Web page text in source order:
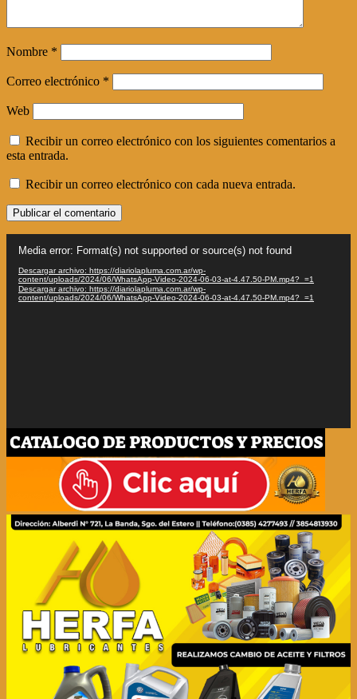
Nombre *
Correo electrónico *
Web
Recibir un correo electrónico con los siguientes comentarios a
esta entrada.
Recibir un correo electrónico con cada nueva entrada.
vídeo
Media error: Format(s) not supported or source(s) not found
Descargar archivo: https://diariolapluma.com.ar/wp-
content/uploads/2024/06/WhatsApp-Video-2024-06-03-at-4.47.50-PM.mp4?_=1
Descargar archivo: https://diariolapluma.com.ar/wp-
content/uploads/2024/06/WhatsApp-Video-2024-06-03-at-4.47.50-PM.mp4?_=1